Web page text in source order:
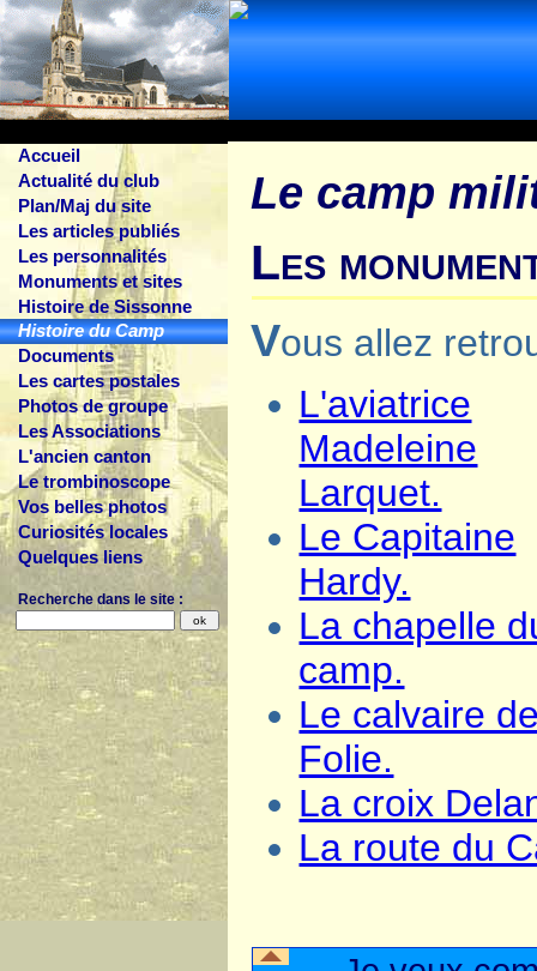
Accueil
Actualité du club
Plan/Maj du site
Les articles publiés
Les personnalités
Monuments et sites
Histoire de Sissonne
Histoire du Camp
Documents
Les cartes postales
Photos de groupe
Les Associations
L'ancien canton
Le trombinoscope
Vos belles photos
Curiosités locales
Quelques liens
Recherche dans le site :
Le camp
Les
Vous allez
L'aviatrice
Madeleine
Larquet.
Le Capitaine
Hardy.
La chapelle
camp.
Le calvaire
Folie.
La croix
La route du